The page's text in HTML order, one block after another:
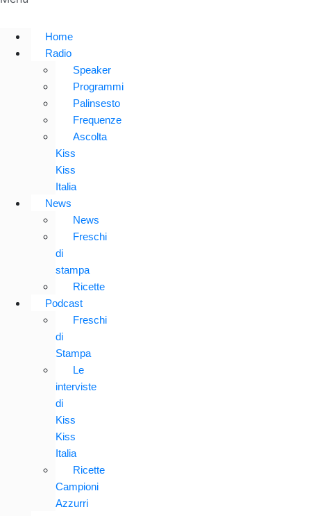
Home
Radio
Speaker
Programmi
Palinsesto
Frequenze
Ascolta
Kiss
Kiss
Italia
News
News
Freschi
di
stampa
Ricette
Podcast
Freschi
di
Stampa
Le
interviste
di
Kiss
Kiss
Italia
Ricette
Campioni
Azzurri